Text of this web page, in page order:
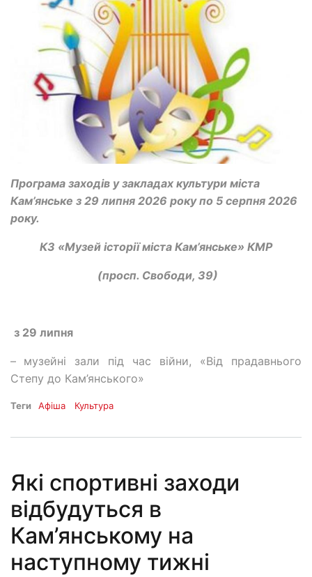
Програма заходів у закладах культури міста
Кам’янське з 29 липня 2026 року по 5 серпня 2026
року.
КЗ «Музей історії міста Кам’янське» КМР
(просп. Свободи, 39)
з 29 липня
– музейні зали під час війни, «Від прадавнього
Степу до Кам’янського»
Теги Афіша Культура
Які спортивні заходи
відбудуться в
Кам’янському на
наступному тижні